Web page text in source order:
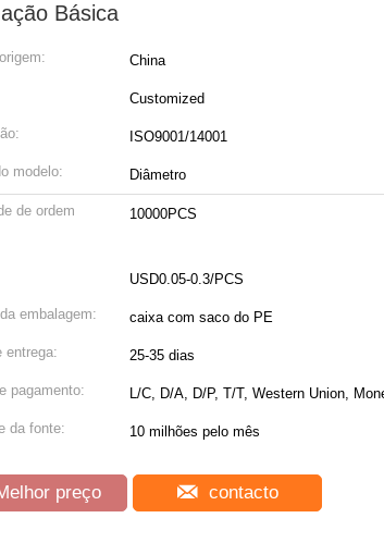
Básica
China
Customized
ISO9001/14001
modelo: Diâmetro
de ordem
10000PCS
USD0.05-0.3/PCS
embalagem: caixa com saco do PE
entrega: 25-35 dias
pagamento: L/C, D/A, D/P, T/T, Western Union,
da fonte: 10 milhões pelo mês
preço contacto